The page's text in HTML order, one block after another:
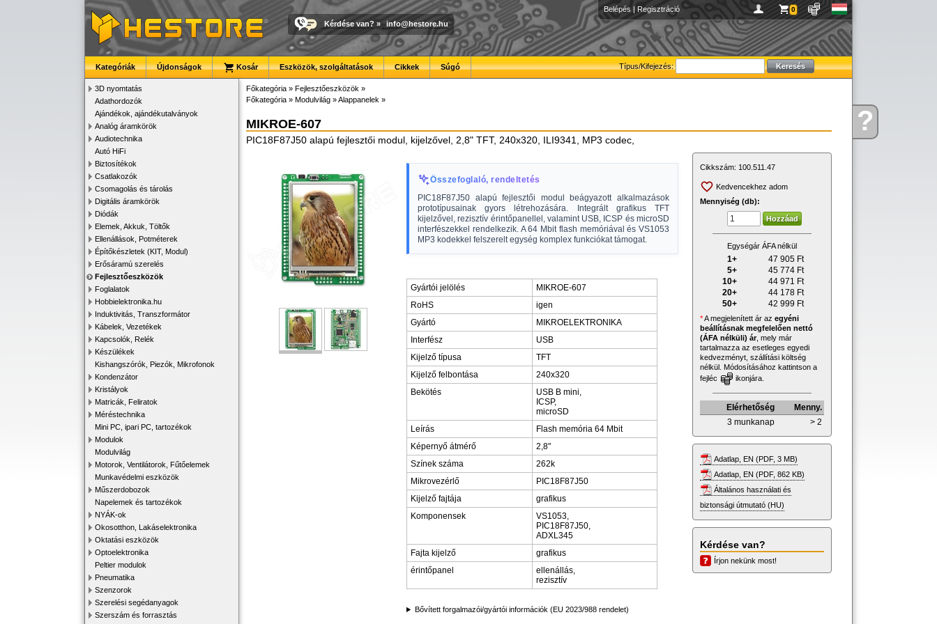
Kérdése
van
?
Belépés | Regisztráció 0
Kérdése van? » info@hestore.hu
Típus/Kifejezés:
Kategóriák Újdonságok Kosár Eszközök, szolgáltatások Cikkek Súgó
3D nyomtatás
Adathordozók
Ajándékok, ajándékutalványok
Analóg áramkörök
Audiotechnika
Autó HiFi
Biztosítékok
Csatlakozók
Csomagolás és tárolás
Digitális áramkörök
Diódák
Elemek, Akkuk, Töltők
Ellenállások, Potméterek
Építőkészletek (KIT, Modul)
Erősáramú szerelés
Fejlesztőeszközök
Foglalatok
Hobbielektronika.hu
Induktivitás, Transzformátor
Kábelek, Vezetékek
Kapcsolók, Relék
Készülékek
Kishangszórók, Piezók, Mikrofonok
Kondenzátor
Kristályok
Matricák, Feliratok
Méréstechnika
Mini PC, ipari PC, tartozékok
Modulok
Modulvilág
Motorok, Ventilátorok, Fűtőelemek
Munkavédelmi eszközök
Műszerdobozok
Napelemek és tartozékok
NYÁK-ok
Okosotthon, Lakáselektronika
Oktatási eszközök
Optoelektronika
Peltier modulok
Pneumatika
Szenzorok
Szerelési segédanyagok
Szerszám és forrasztás
Főkategória » Fejlesztőeszközök »
Főkategória » Modulvilág »Alappanelek »
MIKROE-607
PIC18F87J50 alapú fejlesztői modul, kijelzővel, 2,8" TFT, 240x320, ILI9341, MP3 codec,
Összefoglaló, rendeltetés
PIC18F87J50 alapú fejlesztői modul beágyazott alkalmazások
prototípusainak gyors létrehozására. Integrált grafikus TFT
kijelzővel, rezisztív érintőpanellel, valamint USB, ICSP és microSD
interfészekkel rendelkezik. A 64 Mbit flash memóriával és VS1053
MP3 kodekkel felszerelt egység komplex funkciókat támogat.
Gyártói jelölés
MIKROE-607
RoHS
igen
Gyártó
MIKROELEKTRONIKA
Interfész
USB
Kijelző típusa
TFT
Kijelző felbontása
240x320
Bekötés
USB B mini,
ICSP,
microSD
Leírás
Flash memória 64 Mbit
Képernyő átmérő
2,8"
Színek száma
262k
Mikrovezérlő
PIC18F87J50
Kijelző fajtája
grafikus
Komponensek
VS1053,
PIC18F87J50,
ADXL345
Fajta kijelző
grafikus
érintőpanel
ellenállás,
rezisztív
Bővített forgalmazói/gyártói információk (EU 2023/988 rendelet)
Cikkszám: 100.511.47
Kedvencekhez adom
Mennyiség (db):
Egységár ÁFA nélkül
1+ 47 905 Ft
5+
45 774 Ft
10+
44 971 Ft
20+
44 178 Ft
50+
42 999 Ft
*A megjelenített ár az egyéni
beállításnak megfelelően nettó
(ÁFA nélküli) ár, mely már
tartalmazza az esetleges egyedi
kedvezményt, szállítási költség
nélkül. Módosításához kattintson a
fejléc
ikonjára.
Elérhetőség
Menny.
3 munkanap
> 2
Adatlap, EN (PDF, 3 MB)
Adatlap, EN (PDF, 862 KB)
Általános használati és
biztonsági útmutató (HU)
Kérdése van?
Írjon nekünk most!